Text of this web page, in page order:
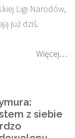
Ligi Narodów,
już dziś.
Więcej…
z siebie